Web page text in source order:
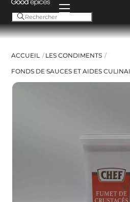
Menu
ACCUEIL LES CONDIMENTS
FONDS DE SAUCES ET AIDES